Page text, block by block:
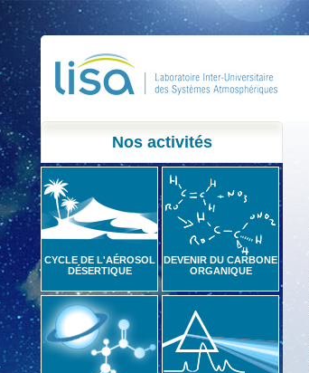
Nos activités
CYCLE DE L'AÉROSOL
DÉSERTIQUE
DEVENIR DU CARBONE
ORGANIQUE